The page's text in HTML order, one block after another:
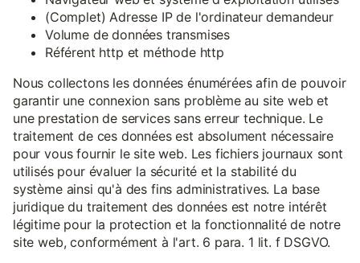
(Complet) Adresse IP de l'ordinateur demandeur
Volume de données transmises
Référent http et méthode http
Nous collectons les données énumérées afin de pouvoir
garantir une connexion sans problème au site web et
une prestation de services sans erreur technique. Le
traitement de ces données est absolument nécessaire
pour vous fournir le site web. Les fichiers journaux sont
utilisés pour évaluer la sécurité et la stabilité du
système ainsi qu'à des fins administratives. La base
juridique du traitement des données est notre intérêt
légitime pour la protection et la fonctionnalité de notre
site web, conformément à l'art. 6 para. 1 lit. f DSGVO.